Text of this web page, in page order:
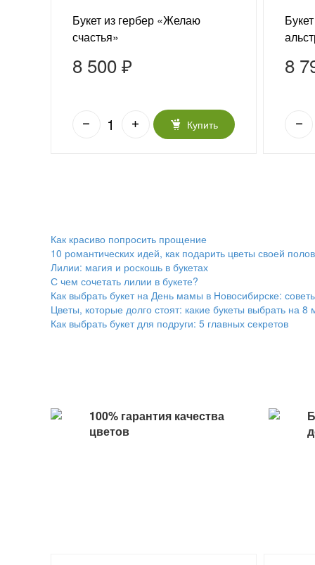
Букет из гербер «Желаю
счастья»
8 500 ₽
Купить
8
Как красиво попросить прощение
10 романтических идей, как подарить цветы своей
Лилии: магия и роскошь в букетах
С чем сочетать лилии в букете?
Как выбрать букет на День мамы в Новосибирске:
Цветы, которые долго стоят: какие букеты выбрать на 8
Как выбрать букет для подруги: 5 главных секретов
100% гарантия качества
цветов